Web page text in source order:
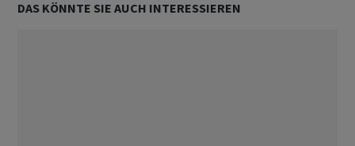
DAS KÖNNTE SIE AUCH INTERESSIEREN